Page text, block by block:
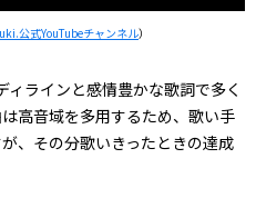
公式YouTubeチャンネル）
ラインと感情豊かな歌詞で多く
高音域を多用するため、歌い手
、その分歌いきったときの達成